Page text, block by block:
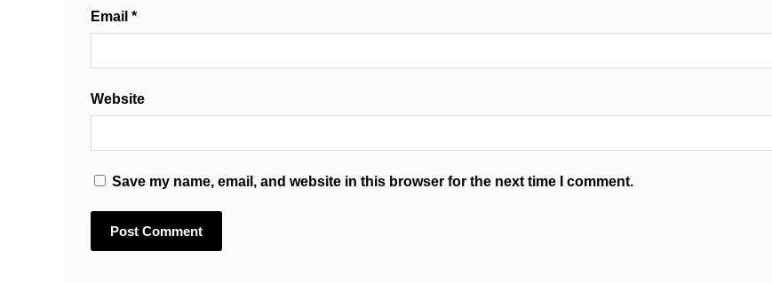
Email *
Website
Save my name, email, and website in this browser for the next time I comment.